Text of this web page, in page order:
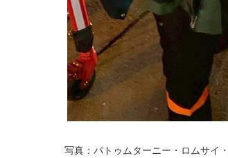
写真：パトゥムターニー・ロムサ